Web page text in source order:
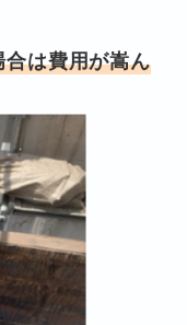
は費用が嵩ん